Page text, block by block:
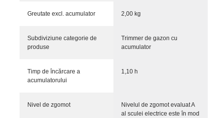
Greutate excl. acumulator 2,00 kg
Subdiviziune categorie de
produse
Trimmer de gazon cu
acumulator
Timp de încărcare a
acumulatorului
1,10 h
Nivel de zgomot
Nivelul de zgomot evaluat A
al sculei electrice este în mod